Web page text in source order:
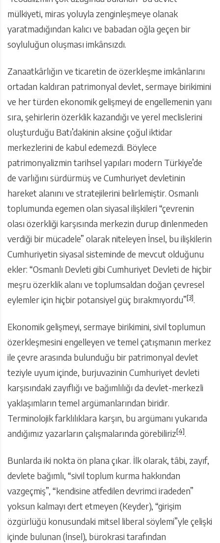
mülkiyeti, miras yoluyla zenginleşmeye olanak
yaratmadığından kalıcı ve babadan oğla geçen bir
soyluluğun oluşması imkânsızdı.
Zanaatkârlığın ve ticaretin de özerkleşme imkânlarını
ortadan kaldıran patrimonyal devlet, sermaye birikimini
ve her türden ekonomik gelişmeyi de engellemenin yanı
sıra, şehirlerin özerklik kazandığı ve yerel meclislerini
oluşturduğu Batı’dakinin aksine çoğul iktidar
merkezlerini de kabul edemezdi. Böylece
patrimonyalizmin tarihsel yapıları modern Türkiye’de
de varlığını sürdürmüş ve Cumhuriyet devletinin
hareket alanını ve stratejilerini belirlemiştir. Osmanlı
toplumunda egemen olan siyasal ilişkileri “çevrenin
olası özerkliği karşısında merkezin durup dinlenmeden
verdiği bir mücadele” olarak niteleyen İnsel, bu ilişkilerin
Cumhuriyetin siyasal sisteminde de mevcut olduğunu
ekler: “Osmanlı Devleti gibi Cumhuriyet Devleti de hiçbir
meşru özerklik alanı ve toplumsaldan doğan çevresel
eylemler için hiçbir potansiyel güç bırakmıyordu”[3].
Ekonomik gelişmeyi, sermaye birikimini, sivil toplumun
özerkleşmesini engelleyen ve temel çatışmanın merkez
ile çevre arasında bulunduğu bir patrimonyal devlet
teziyle uyum içinde, burjuvazinin Cumhuriyet devleti
karşısındaki zayıflığı ve bağımlılığı da devlet-merkezli
yaklaşımların temel argümanlarından biridir.
Terminolojik farklılıklara karşın, bu argümanı yukarıda
andığımız yazarların çalışmalarında görebiliriz[4].
Bunlarda iki nokta ön plana çıkar. İlk olarak, tâbi, zayıf,
devlete bağımlı, “sivil toplum kurma hakkından
vazgeçmiş”, “kendisine atfedilen devrimci iradeden”
yoksun kalmayı dert etmeyen (Keyder), “girişim
özgürlüğü konusundaki mitsel liberal söylemi”yle çelişki
içinde bulunan (İnsel), bürokrasi tarafından